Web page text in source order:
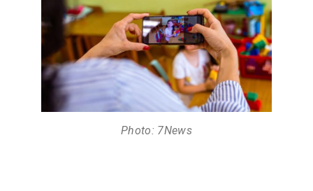
Photo: 7News